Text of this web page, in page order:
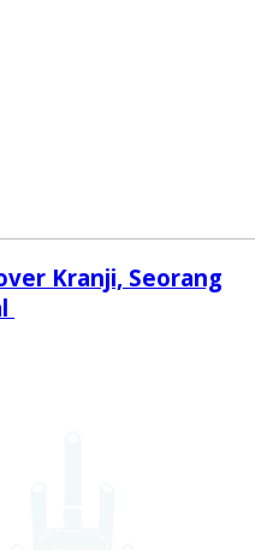
Kranji, Seorang